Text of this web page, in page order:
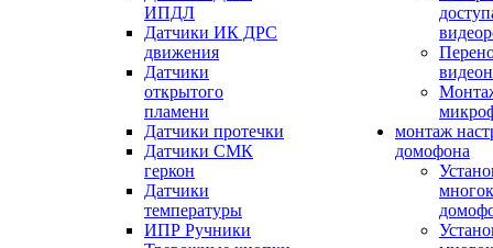
ИПДЛ
Датчики ИК ДРС
движения
Датчики
открытого
пламени
Датчики протечки
Датчики СМК
геркон
Датчики
температуры
ИПР Ручники
монтаж
домофона